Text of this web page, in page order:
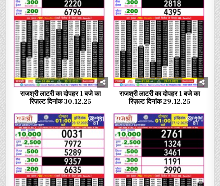
राजश्री लाटरी का दोपहर 1 बजे का
रिज़ल्ट दिनांक 30.12.25
राजश्री लाटरी का दोपहर 1 बजे का
रिज़ल्ट दिनांक 29.12.25
0 381 0 370